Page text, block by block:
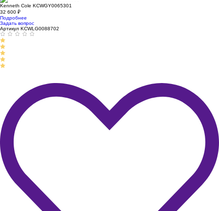
Kenneth Cole KCWGY0065301
32 600 ₽
Подробнее
Задать вопрос
Артикул KCWLG0088702